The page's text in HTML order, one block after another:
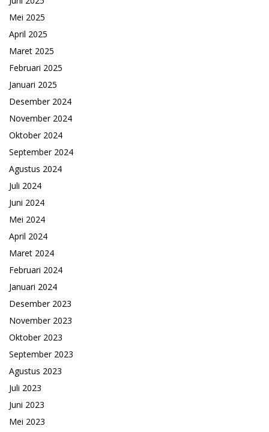
Mei 2025
April 2025
Maret 2025
Februari 2025
Januari 2025
Desember 2024
November 2024
Oktober 2024
September 2024
Agustus 2024
Juli 2024
Juni 2024
Mei 2024
April 2024
Maret 2024
Februari 2024
Januari 2024
Desember 2023
November 2023
Oktober 2023
September 2023
Agustus 2023
Juli 2023
Juni 2023
Mei 2023